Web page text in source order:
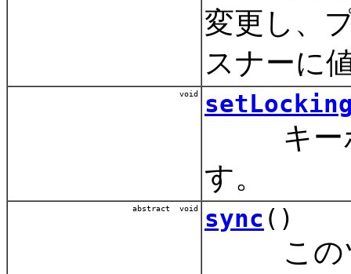
変更し、
スナーに
void
キーボ
す。
abstract void sync ()
このツ